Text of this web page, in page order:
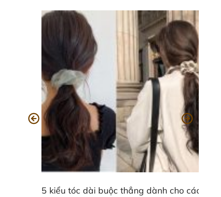
5 kiểu tóc dài buộc thẳng dành cho các